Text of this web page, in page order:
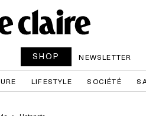
SHOP NEWSLETTER
LIFESTYLE SOCIÉTÉ